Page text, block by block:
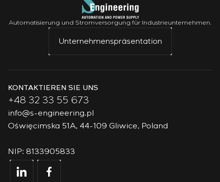
Automatisierung und Stromversorgung für Industrieunternehmen.
Unternehmenspräsentation
KONTAKTIEREN SIE UNS
+48 32 33 55 673
info@s-engineering.pl
Oświęcimska 51A, 44-109 Gliwice, Poland
NIP: 8133905833